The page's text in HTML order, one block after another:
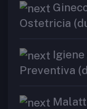
Ostetricia
Preventiva